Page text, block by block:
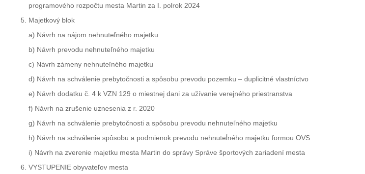
programového rozpočtu mesta Martin za I. polrok 2024
Majetkový blok
a) Návrh na nájom nehnuteľného majetku
b) Návrh prevodu nehnuteľného majetku
c) Návrh zámeny nehnuteľného majetku
d) Návrh na schválenie prebytočnosti a spôsobu prevodu pozemku – duplicitné vlastníctvo
e) Návrh dodatku č. 4 k VZN 129 o miestnej dani za užívanie verejného priestranstva
f) Návrh na zrušenie uznesenia z r. 2020
g) Návrh na schválenie prebytočnosti a spôsobu prevodu nehnuteľného majetku
h) Návrh na schválenie spôsobu a podmienok prevodu nehnuteĺného majetku formou OVS
i) Návrh na zverenie majetku mesta Martin do správy Správe športových zariadení mesta
VYSTUPENIE obyvateľov mesta